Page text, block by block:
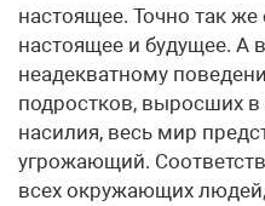
настоящее. Точно так
настоящее и будущее. А
неадекватному
подростков, выросших в
насилия, весь мир
угрожающий.
всех окружающих